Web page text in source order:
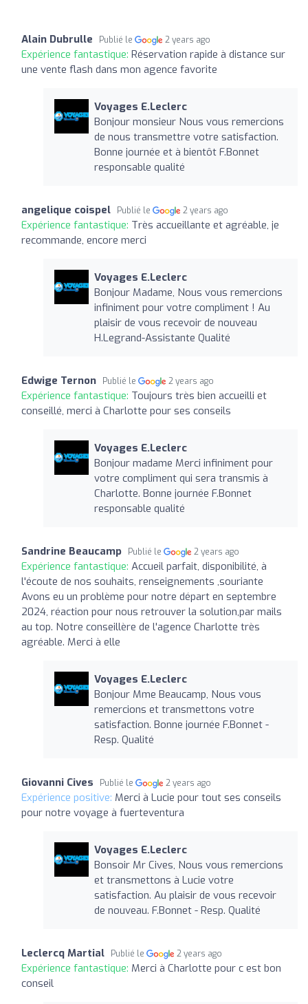
Alain Dubrulle Publié le 2 years ago
Expérience fantastique: Réservation rapide à distance sur
une vente flash dans mon agence favorite
Voyages E.Leclerc
Bonjour monsieur Nous vous remercions
de nous transmettre votre satisfaction.
Bonne journée et à bientôt F.Bonnet
responsable qualité
angelique coispel Publié le 2 years ago
Expérience fantastique: Très accueillante et agréable, je
recommande, encore merci
Voyages E.Leclerc
Bonjour Madame, Nous vous remercions
infiniment pour votre compliment ! Au
plaisir de vous recevoir de nouveau
H.Legrand-Assistante Qualité
Edwige Ternon Publié le 2 years ago
Expérience fantastique: Toujours très bien accueilli et
conseillé, merci à Charlotte pour ses conseils
Voyages E.Leclerc
Bonjour madame Merci infiniment pour
votre compliment qui sera transmis à
Charlotte. Bonne journée F.Bonnet
responsable qualité
Sandrine Beaucamp Publié le 2 years ago
Expérience fantastique: Accueil parfait, disponibilité, à
l'écoute de nos souhaits, renseignements ,souriante
Avons eu un problème pour notre départ en septembre
2024, réaction pour nous retrouver la solution,par mails
au top. Notre conseillère de l'agence Charlotte très
agréable. Merci à elle
Voyages E.Leclerc
Bonjour Mme Beaucamp, Nous vous
remercions et transmettons votre
satisfaction. Bonne journée F.Bonnet -
Resp. Qualité
Giovanni Cives Publié le 2 years ago
Expérience positive: Merci à Lucie pour tout ses conseils
pour notre voyage à fuerteventura
Voyages E.Leclerc
Bonsoir Mr Cives, Nous vous remercions
et transmettons à Lucie votre
satisfaction. Au plaisir de vous recevoir
de nouveau. F.Bonnet - Resp. Qualité
Leclercq Martial Publié le 2 years ago
Expérience fantastique: Merci à Charlotte pour c est bon
conseil